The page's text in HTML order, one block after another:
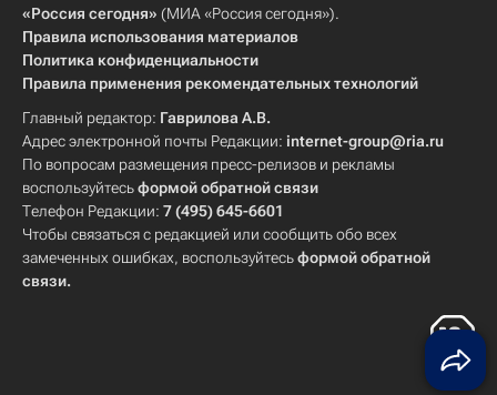
«Россия сегодня» (МИА «Россия сегодня»).
Правила использования материалов
Политика конфиденциальности
Правила применения рекомендательных технологий
Главный редактор: Гаврилова А.В.
Адрес электронной почты Редакции: internet-group@ria.ru
По вопросам размещения пресс-релизов и рекламы
воспользуйтесьформой обратной связи
Телефон Редакции: 7 (495) 645-6601
Чтобы связаться с редакцией или сообщить обо всех
замеченных ошибках, воспользуйтесьформой обратной
связи.